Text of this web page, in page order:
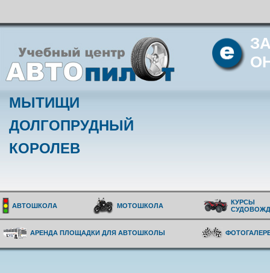
МЫТИЩИ
ДОЛГОПРУДНЫЙ
КОРОЛЕВ
АВТОШКОЛА МОТОШКОЛА
КУРСЫ
АРЕНДА ПЛОЩАДКИ ДЛЯ АВТОШКОЛЫ